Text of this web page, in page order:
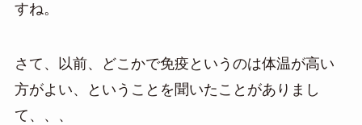
すね。
さて、以前、どこかで免疫というのは体温が高い
方がよい、ということを聞いたことがありまし
て、、、